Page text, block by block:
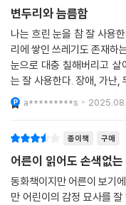
을 이 소설은 김진경 시인이
발점”이다.
유은실은 ´창작자(author)
리고 이 소설 『변두리』는
이다. 창작자로서의 작가는
쓰는 사람이며, 달리 말하면
『변두리』가 더 넓고 깊은
김진경(시인)
열세 살 소녀 강수원, 변두
변두리와 늠름함
나는 흐린 눈을 참 잘 사용
리에 쌓인 쓰레기도 존재하
눈으로 대충 칠해버리고
는 잘 사용한다. 장애, 가난,
려난다. 그리고 대충 중요
칠해버린다
a*********s
종이책 구매
어른이 읽어도 손색없
동화책이지만 어른이 보기
만 어린이의 감정 묘사를